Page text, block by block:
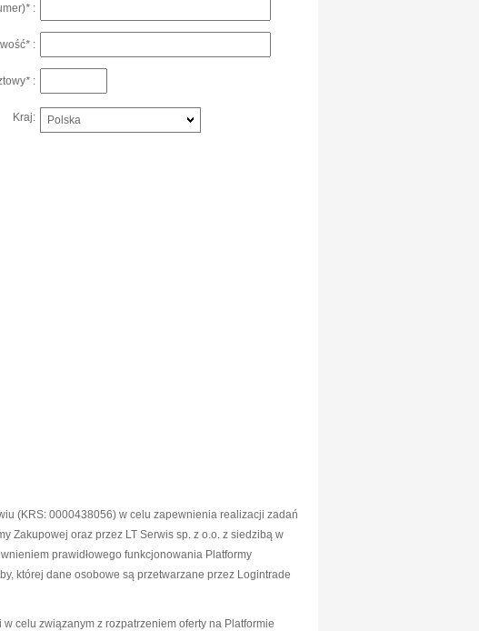
* :
* :
* :
Kraj:
(KRS: 0000438056) w celu zapewnienia realizacji zadań
Zakupowej oraz przez LT Serwis sp. z o.o. z siedzibą w
prawidłowego funkcjonowania Platformy
której dane osobowe są przetwarzane przez Logintrade
celu związanym z rozpatrzeniem oferty na Platformie